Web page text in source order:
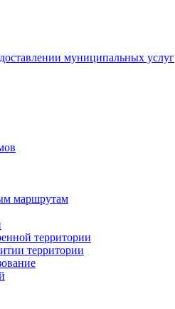
муниципальных услуг
маршрутам
территории
территории